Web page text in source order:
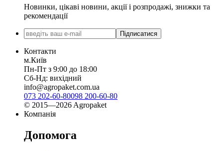
Новинки, цікаві новини, акції і розпродажі, знижки та
рекомендації
Підписатися
Контакти
м.Київ
Пн-Пт з 9:00 до 18:00
Сб-Нд: вихідний
info@agropaket.com.ua
073 202-60-80098 200-60-80
© 2015—2026 Agropaket
Компанія
Допомога